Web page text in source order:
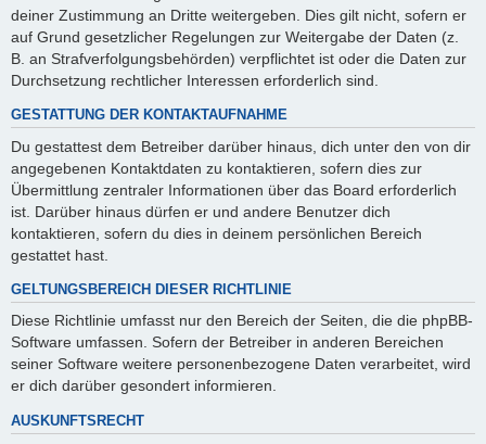
deiner Zustimmung an Dritte weitergeben. Dies gilt nicht, sofern er
auf Grund gesetzlicher Regelungen zur Weitergabe der Daten (z.
B. an Strafverfolgungsbehörden) verpflichtet ist oder die Daten zur
Durchsetzung rechtlicher Interessen erforderlich sind.
GESTATTUNG DER KONTAKTAUFNAHME
Du gestattest dem Betreiber darüber hinaus, dich unter den von dir
angegebenen Kontaktdaten zu kontaktieren, sofern dies zur
Übermittlung zentraler Informationen über das Board erforderlich
ist. Darüber hinaus dürfen er und andere Benutzer dich
kontaktieren, sofern du dies in deinem persönlichen Bereich
gestattet hast.
GELTUNGSBEREICH DIESER RICHTLINIE
Diese Richtlinie umfasst nur den Bereich der Seiten, die die phpBB-
Software umfassen. Sofern der Betreiber in anderen Bereichen
seiner Software weitere personenbezogene Daten verarbeitet, wird
er dich darüber gesondert informieren.
AUSKUNFTSRECHT